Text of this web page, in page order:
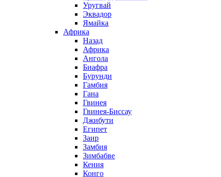
Уругвай
Эквадор
Ямайка
Африка
Назад
Африка
Ангола
Биафра
Бурунди
Гамбия
Гана
Гвинея
Гвинея-Биссау
Джибути
Египет
Заир
Замбия
Зимбабве
Кения
Конго